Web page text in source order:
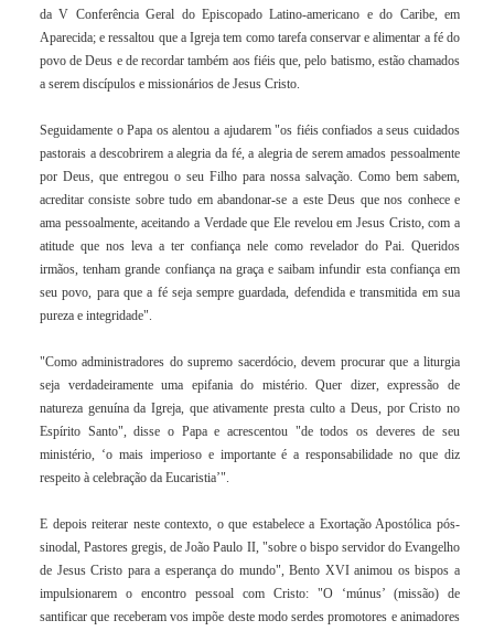
da V Conferência Geral do Episcopado Latino-americano e do Caribe, em
Aparecida; e ressaltou que a Igreja tem como tarefa conservar e alimentar a fé do
povo de Deus e de recordar também aos fiéis que, pelo batismo, estão chamados
a serem discípulos e missionários de Jesus Cristo.
Seguidamente o Papa os alentou a ajudarem "os fiéis confiados a seus cuidados
pastorais a descobrirem a alegria da fé, a alegria de serem amados pessoalmente
por Deus, que entregou o seu Filho para nossa salvação. Como bem sabem,
acreditar consiste sobre tudo em abandonar-se a este Deus que nos conhece e
ama pessoalmente, aceitando a Verdade que Ele revelou em Jesus Cristo, com a
atitude que nos leva a ter confiança nele como revelador do Pai. Queridos
irmãos, tenham grande confiança na graça e saibam infundir esta confiança em
seu povo, para que a fé seja sempre guardada, defendida e transmitida em sua
pureza e integridade".
"Como administradores do supremo sacerdócio, devem procurar que a liturgia
seja verdadeiramente uma epifania do mistério. Quer dizer, expressão de
natureza genuína da Igreja, que ativamente presta culto a Deus, por Cristo no
Espírito Santo", disse o Papa e acrescentou "de todos os deveres de seu
ministério, ‘o mais imperioso e importante é a responsabilidade no que diz
respeito à celebração da Eucaristia’".
E depois reiterar neste contexto, o que estabelece a Exortação Apostólica pós-
sinodal, Pastores gregis, de João Paulo II, "sobre o bispo servidor do Evangelho
de Jesus Cristo para a esperança do mundo", Bento XVI animou os bispos a
impulsionarem o encontro pessoal com Cristo: "O ‘múnus’ (missão) de
santificar que receberam vos impõe deste modo serdes promotores e animadores